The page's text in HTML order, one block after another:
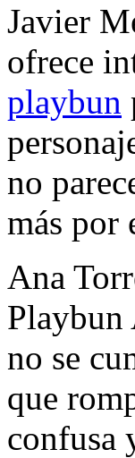
Javier
ofrece
playbun
no
más por
Ana
Playbun
no se
que
confusa